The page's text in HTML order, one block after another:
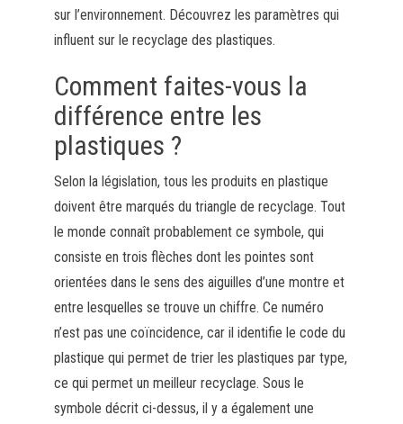
sur l’environnement. Découvrez les paramètres qui
influent sur le recyclage des plastiques.
Comment faites-vous la
différence entre les
plastiques ?
Selon la législation, tous les produits en plastique
doivent être marqués du triangle de recyclage. Tout
le monde connaît probablement ce symbole, qui
consiste en trois flèches dont les pointes sont
orientées dans le sens des aiguilles d’une montre et
entre lesquelles se trouve un chiffre. Ce numéro
n’est pas une coïncidence, car il identifie le code du
plastique qui permet de trier les plastiques par type,
ce qui permet un meilleur recyclage. Sous le
symbole décrit ci-dessus, il y a également une